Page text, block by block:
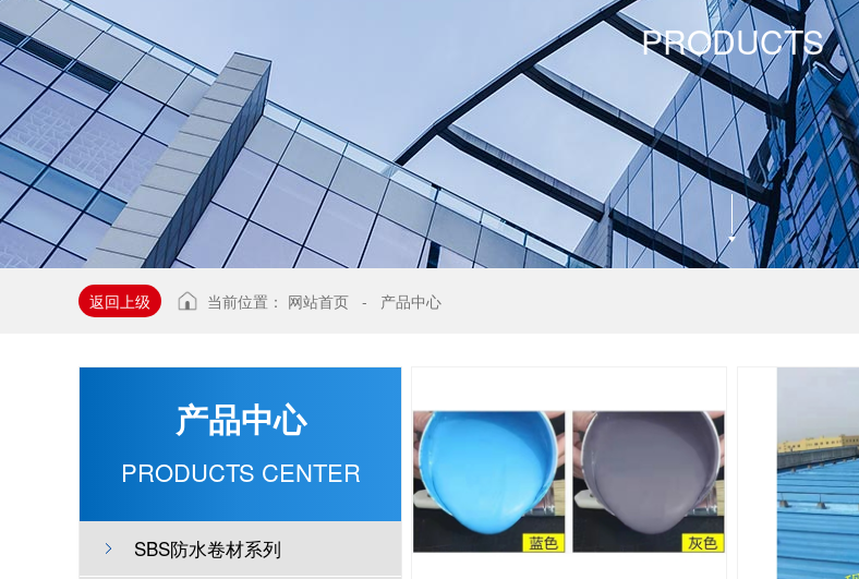
PRODUCTS
返回上级 当前位置： 网站首页 - 产品中心
产品中心
PRODUCTS CENTER
SBS防水卷材系列